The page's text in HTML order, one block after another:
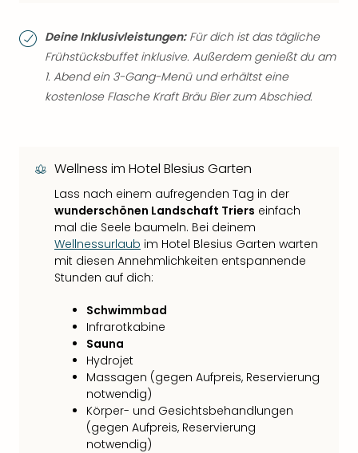
Deine Inklusivleistungen:Für dich ist das tägliche
Frühstücksbuffet inklusive. Außerdem genießt du am
1. Abend ein 3-Gang-Menü und erhältst eine
kostenlose Flasche Kraft Bräu Bier zum Abschied.
Wellness im Hotel Blesius Garten
Lass nach einem aufregenden Tag in der
wunderschönen Landschaft Triers einfach
mal die Seele baumeln. Bei deinem
Wellnessurlaub im Hotel Blesius Garten warten
mit diesen Annehmlichkeiten entspannende
Stunden auf dich:
Schwimmbad
Infrarotkabine
Sauna
Hydrojet
Massagen (gegen Aufpreis, Reservierung
notwendig)
Körper- und Gesichtsbehandlungen
(gegen Aufpreis, Reservierung
notwendig)